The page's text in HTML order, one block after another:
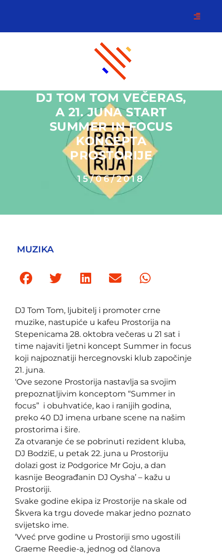
DJ TOM TOM VEČERAS,
A 21. JUNA START
SUMMER IN FOCUS
KONCEPTA
PROSTORIJE
15/06/2018
MUZIKA
DJ Tom Tom, ljubitelj i promoter crne
muzike, nastupiće u kafeu Prostorija na
Stepenicama 28. oktobra večeras u 21 sat i
time najaviti ljetni koncept Summer in focus
koji najpoznatiji hercegnovski klub započinje
21. juna.
‘Ove sezone Prostorija nastavlja sa svojim
prepoznatljivim konceptom “Summer in
focus” i obuhvatiće, kao i ranijih godina,
preko 40 DJ imena urbane scene na našim
prostorima i šire.
Za otvaranje će se pobrinuti rezident kluba,
DJ BodziE, u petak 22. juna u Prostoriju
dolazi gost iz Podgorice Mr Goju, a dan
kasnije Beograđanin DJ Oysha’ – kažu u
Prostoriji.
Svake godine ekipa iz Prostorije na skale od
Škvera ka trgu dovede makar jedno poznato
svijetsko ime.
‘Vveć prve godine u Prostoriji smo ugostili
Graeme Reedie-a, jednog od članova